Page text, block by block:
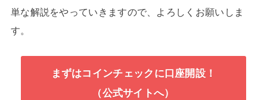
単な解説をやっていきますので、よろしくお願いしま
す。
まずはコインチェックに口座開設！
（公式サイトへ）